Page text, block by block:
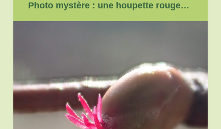
Photo mystère : une houpette rouge…